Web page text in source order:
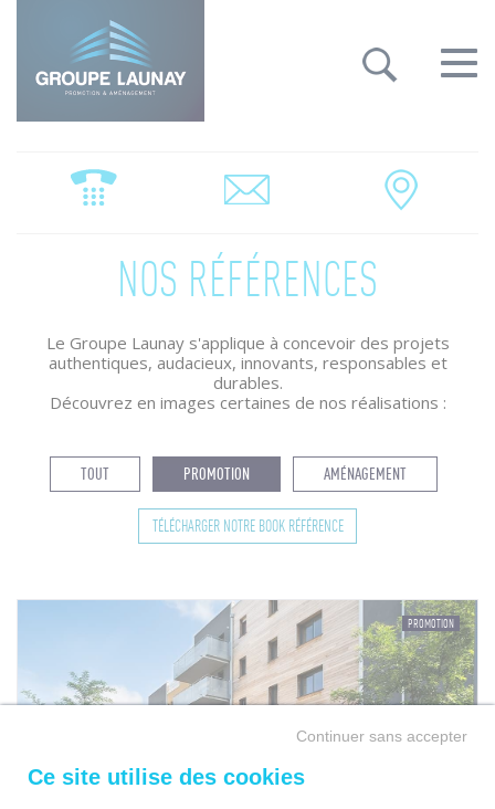
Toggle
NOS RÉFÉRENCES
Le Groupe Launay s'applique à concevoir des projets
authentiques, audacieux, innovants, responsables et
durables.
Découvrez en images certaines de nos réalisations :
TOUT PROMOTION AMÉNAGEMENT
TÉLÉCHARGER NOTRE BOOK RÉFÉRENCE
PROMOTION
Continuer sans accepter